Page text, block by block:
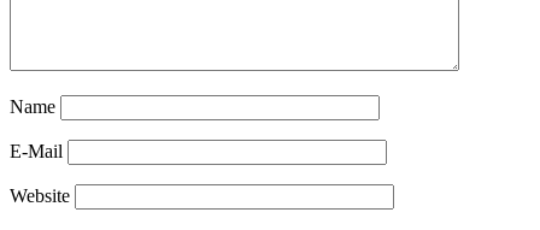
Name
E-Mail
Website